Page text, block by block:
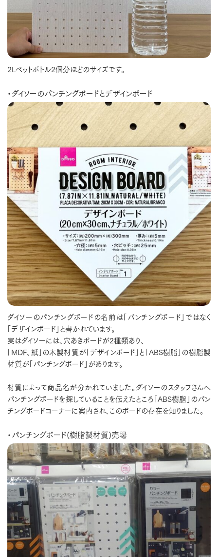
2Lペットボトル2個分ほどのサイズです。
・ダイソーのパンチングボードとデザインボード
ダイソーのパンチングボードの名前は「パンチングボード」ではなく
「デザインボード」と書かれています。
実はダイソーには、穴あきボードが2種類あり、
「MDF、紙」の木製材質が「デザインボード」と「ABS樹脂」の樹脂製
材質が「パンチングボード」があります。
材質によって商品名が分かれていました。ダイソーのスタッフさんへ
パンチングボードを探していることを伝えたところ「ABS樹脂」のパン
チングボードコーナーに案内され、このボードの存在を知りました。
・パンチングボード(樹脂製材質)売場